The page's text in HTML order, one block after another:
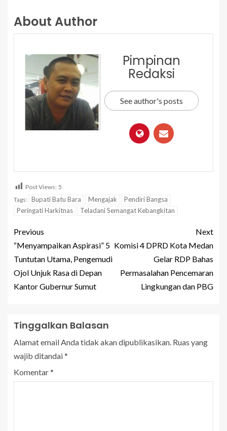
About Author
Pimpinan
Redaksi
See author's posts
Post Views: 5
Tags: Bupati Batu Bara Mengajak
Pendiri Bangsa
Peringati Harkitnas
Teladani Semangat Kebangkitan
Previous
“Menyampaikan Aspirasi” 5
Tuntutan Utama, Pengemudi
Ojol Unjuk Rasa di Depan
Kantor Gubernur Sumut
Next
Komisi 4 DPRD Kota Medan
Gelar RDP Bahas
Permasalahan Pencemaran
Lingkungan dan PBG
Tinggalkan Balasan
Alamat email Anda tidak akan dipublikasikan. Ruas yang
wajib ditandai*
Komentar*